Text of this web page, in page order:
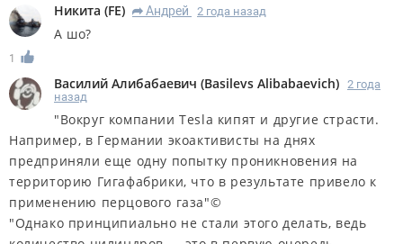
Никита (FE) R Андрей 2 года назад
А шо?
1
Василий Алибабаевич (Basilevs Alibabaevich) 2 года
назад
"Вокруг компании Tesla кипят и другие страсти.
Например, в Германии экоактивисты на днях
предприняли еще одну попытку проникновения на
территорию Гигафабрики, что в результате привело к
применению перцового газа"©
"Однако принципиально не стали этого делать, ведь